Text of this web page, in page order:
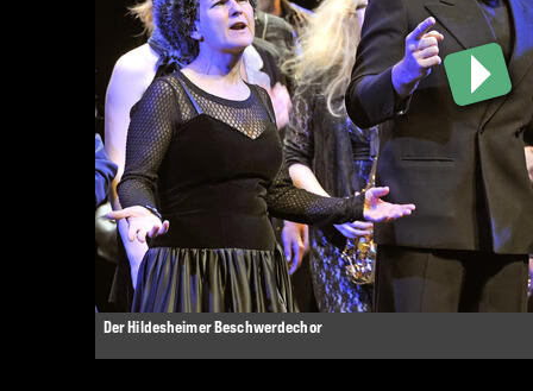
Der Hildesheimer Beschwerdechor